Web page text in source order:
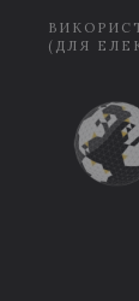
(ДЛЯ